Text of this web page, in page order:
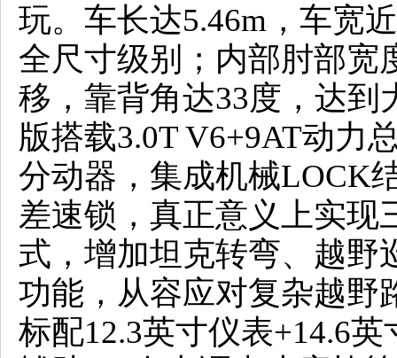
玩。车长达5.46m，车宽
全尺寸级别；内部肘部宽
移，靠背角达33度，达到
版搭载3.0T V6+9AT动力
分动器，集成机械LOCK
差速锁，真正意义上实现
式，增加坦克转弯、越野
功能，从容应对复杂越野
标配12.3英寸仪表+14.6